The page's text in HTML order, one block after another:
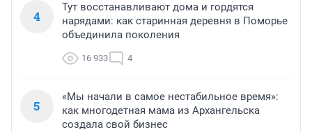
4
Тут восстанавливают дома и гордятся
нарядами: как старинная деревня в Поморье
объединила поколения
16 933 4
5
«Мы начали в самое нестабильное время»:
как многодетная мама из Архангельска
создала свой бизнес